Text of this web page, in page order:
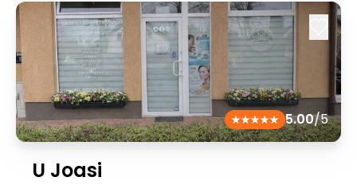
5.00/5
U Joasi